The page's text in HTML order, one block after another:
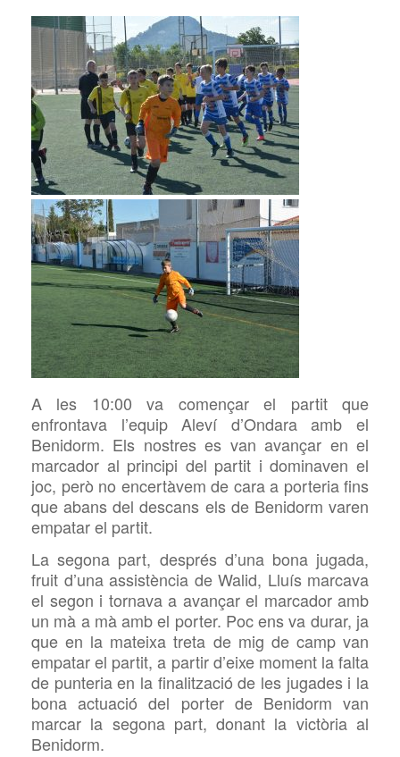
A les 10:00 va començar el partit que
enfrontava l’equip Aleví d’Ondara amb el
Benidorm. Els nostres es van avançar en el
marcador al principi del partit i dominaven el
joc, però no encertàvem de cara a porteria fins
que abans del descans els de Benidorm varen
empatar el partit.
La segona part, després d’una bona jugada,
fruit d’una assistència de Walid, Lluís marcava
el segon i tornava a avançar el marcador amb
un mà a mà amb el porter. Poc ens va durar, ja
que en la mateixa treta de mig de camp van
empatar el partit, a partir d’eixe moment la falta
de punteria en la finalització de les jugades i la
bona actuació del porter de Benidorm van
marcar la segona part, donant la victòria al
Benidorm.